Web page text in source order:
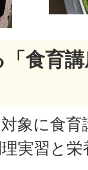
食育
象に食
実習と